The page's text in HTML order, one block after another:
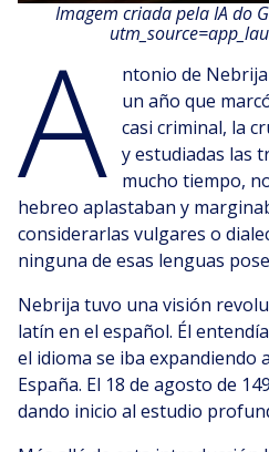
Imagem criada pela IA do
A
ntonio de
un año que
casi criminal, la
y estudiadas las
mucho tiempo,
hebreo aplastaban y
considerarlas vulgares o
ninguna de esas lenguas
Nebrija tuvo una visión
latín en el español. Él
el idioma se iba expandiendo
España. El 18 de agosto de
dando inicio al estudio